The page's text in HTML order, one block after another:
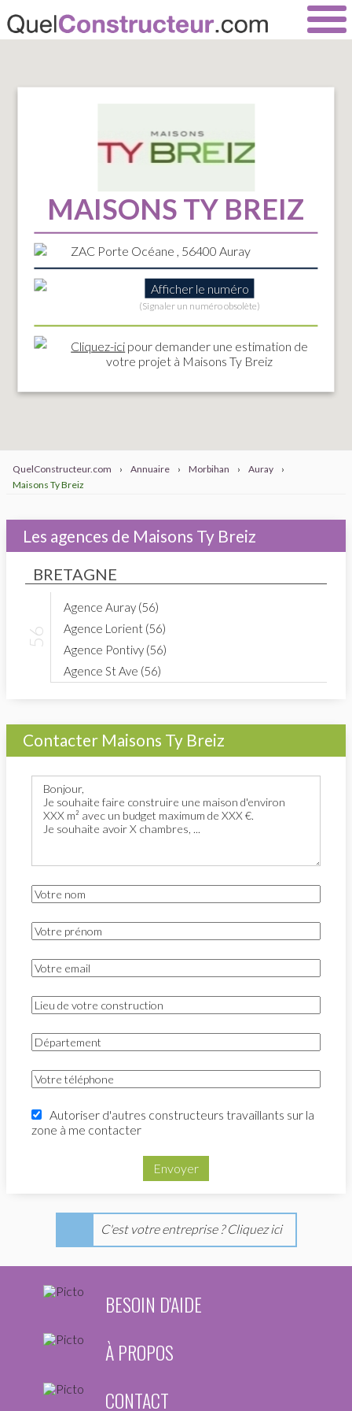
MAISONS TY BREIZ
ZAC Porte Océane , 56400 Auray
Afficher le numéro
(Signaler un numéro obsolète)
Cliquez-ici pour demander une estimation de
votre projet à Maisons Ty Breiz
QuelConstructeur.com › Annuaire › Morbihan › Auray
›
Maisons Ty Breiz
Les agences de Maisons Ty Breiz
BRETAGNE
Agence Auray (56)
Agence Lorient (56)
Agence Pontivy (56)
Agence St Ave (56)
Contacter Maisons Ty Breiz
Autoriser d'autres constructeurs travaillants sur la
zone à me contacter
Envoyer
C'est votre entreprise ? Cliquez ici
BESOIN D'AIDE
À PROPOS
CONTACT